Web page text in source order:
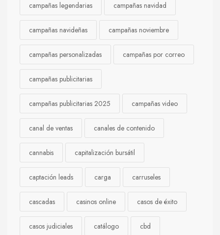
campañas legendarias campañas navidad
campañas navideñas campañas noviembre
campañas personalizadas campañas por correo
campañas publicitarias
campañas publicitarias 2025 campañas video
canal de ventas canales de contenido
cannabis capitalización bursátil
captación leads carga carruseles
cascadas casinos online casos de éxito
casos judiciales catálogo cbd